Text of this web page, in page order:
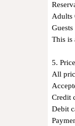
Adults
This is
5.
All
Credit
Debit